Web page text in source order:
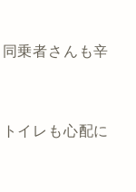
乗者さんも辛
イレも心配に